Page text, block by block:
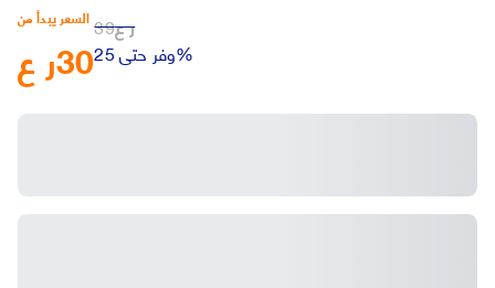
السعر يبدأ من
ر ع30
ر ع39
وفر حتى 25%